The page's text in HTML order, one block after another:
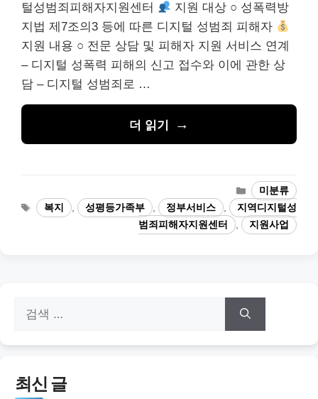
털성범죄피해자지원센터
지원 대상 ○ 성폭력방
지법 제7조의3 등에 따른 디지털 성범죄 피해자
지원 내용 ○ 전문 상담 및 피해자 지원 서비스 연계
– 디지털 성폭력 피해의 신고 접수와 이에 관한 상
담 – 디지털 성범죄로 …
더 읽기
카
테
고
리
미분류
태
그
복지 , 성평등가족부 , 정부서비스 ,
지역디지털성
범죄피해자지원센터
, 지원사업
색:
최신 글